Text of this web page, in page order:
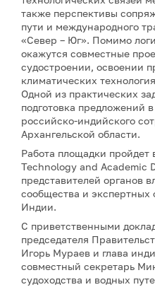
также перспективы
пути и международного
«Север – Юг». Помимо
окажутся совместные
судостроении, освоении
климатических
Одной из практических
подготовка предложений
российско-индийского
Архангельской области.
Работа площадки пройдет
Technology and Academic
представителей органов
сообщества и экспертных
Индии.
С приветственными
председателя
Игорь Мураев и глава
совместный секретарь
судоходства и водных